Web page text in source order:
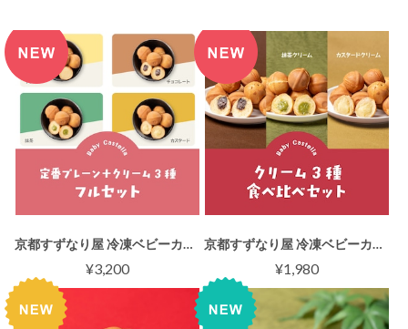
京都すずなり屋 冷凍ベビーカステラ〖フルセット〗（プレーン／12個入×2袋・クリーム3種／12個入×3袋）自然解凍OK おやつ・お取り寄せスイーツ
¥3,200
京都すずなり屋 冷凍ベビーカステラ〖クリーム3種食べ比べセット〗（12個入×3袋）自然解凍OK おやつ・お取り寄せスイーツ
¥1,980